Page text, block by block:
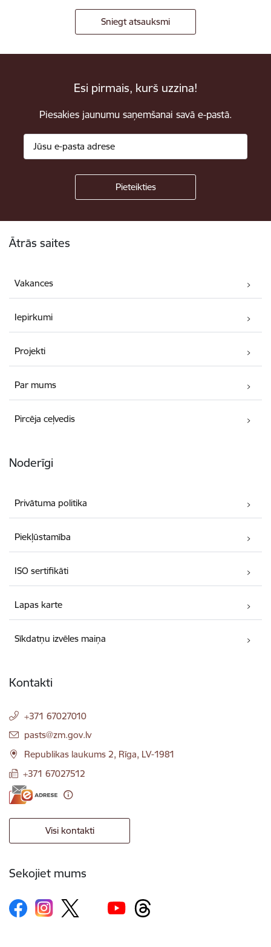
Sniegt atsauksmi
Esi pirmais, kurš uzzina!
Piesakies jaunumu saņemšanai savā e-pastā.
Ātrās saites
Vakances
Iepirkumi
Projekti
Par mums
Pircēja ceļvedis
Noderīgi
Privātuma politika
Piekļūstamība
ISO sertifikāti
Lapas karte
Sīkdatņu izvēles maiņa
Kontakti
+371 67027010
E-pasts:
pasts@zm.gov.lv
Republikas laukums 2, Rīga, LV-1981
+371 67027512
Visi kontakti
Sekojiet mums